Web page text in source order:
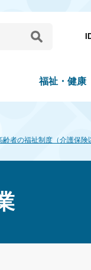
福祉・健康
齢者の福祉制度（介護保険